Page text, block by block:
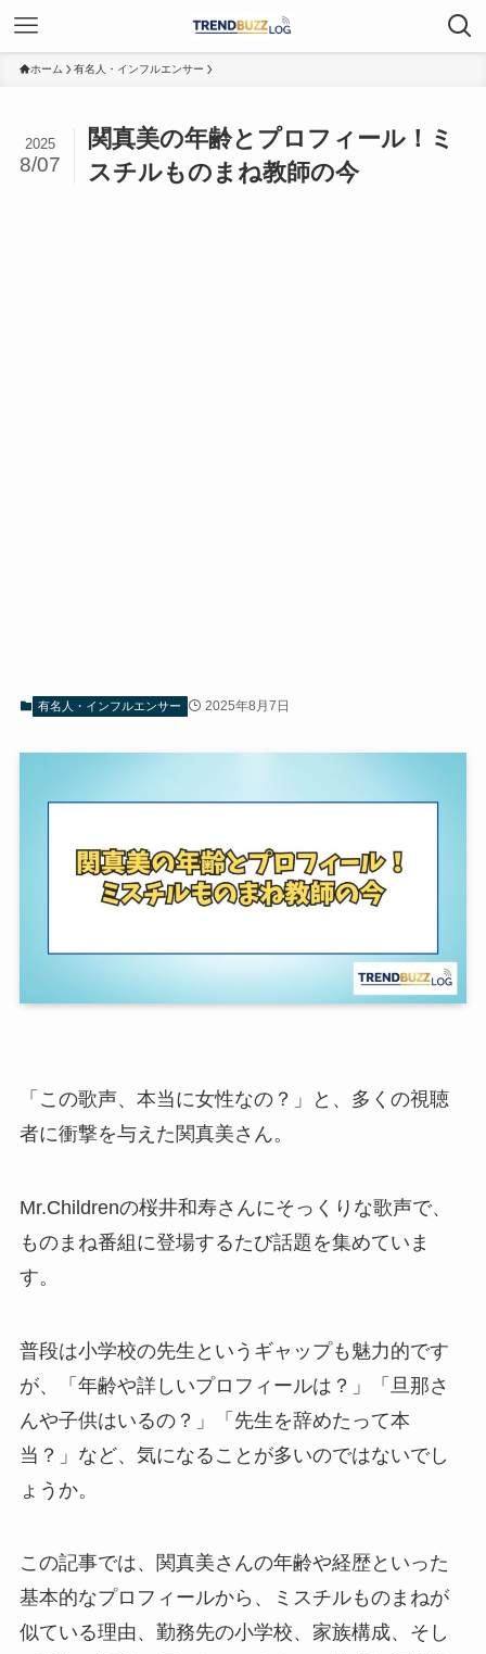
ホーム 有名人・インフルエンサー
関真美の年齢とプロフィール！ミ
スチルものまね教師の今
2025
8/07
有名人・インフルエンサー 2025年8月7日
「この歌声、本当に女性なの？」と、多くの視聴
者に衝撃を与えた関真美さん。
Mr.Childrenの桜井和寿さんにそっくりな歌声で、
ものまね番組に登場するたび話題を集めていま
す。
普段は小学校の先生というギャップも魅力的です
が、「年齢や詳しいプロフィールは？」「旦那さ
んや子供はいるの？」「先生を辞めたって本
当？」など、気になることが多いのではないでし
ょうか。
この記事では、関真美さんの年齢や経歴といった
基本的なプロフィールから、ミスチルものまねが
似ている理由、勤務先の小学校、家族構成、そし